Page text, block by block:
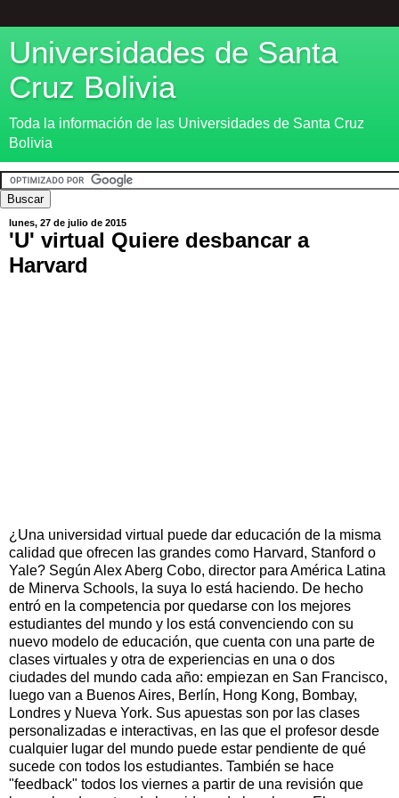
Universidades de Santa
Cruz Bolivia
Toda la información de las Universidades de Santa Cruz
Bolivia
lunes, 27 de julio de 2015
'U' virtual Quiere desbancar a
Harvard
¿Una universidad virtual puede dar educación de la misma
calidad que ofrecen las grandes como Harvard, Stanford o
Yale? Según Alex Aberg Cobo, director para América Latina
de Minerva Schools, la suya lo está haciendo. De hecho
entró en la competencia por quedarse con los mejores
estudiantes del mundo y los está convenciendo con su
nuevo modelo de educación, que cuenta con una parte de
clases virtuales y otra de experiencias en una o dos
ciudades del mundo cada año: empiezan en San Francisco,
luego van a Buenos Aires, Berlín, Hong Kong, Bombay,
Londres y Nueva York. Sus apuestas son por las clases
personalizadas e interactivas, en las que el profesor desde
cualquier lugar del mundo puede estar pendiente de qué
sucede con todos los estudiantes. También se hace
"feedback" todos los viernes a partir de una revisión que